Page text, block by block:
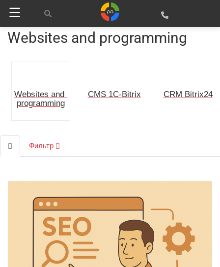
Websites and programming
Websites and
programming
CMS 1C-Bitrix CRM Bitrix24
Фильтр